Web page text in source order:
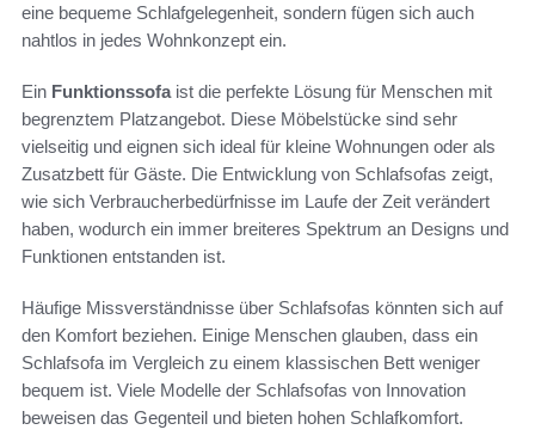
eine bequeme Schlafgelegenheit, sondern fügen sich auch
nahtlos in jedes Wohnkonzept ein.
Ein Funktionssofaist die perfekte Lösung für Menschen mit
begrenztem Platzangebot. Diese Möbelstücke sind sehr
vielseitig und eignen sich ideal für kleine Wohnungen oder als
Zusatzbett für Gäste. Die Entwicklung von Schlafsofas zeigt,
wie sich Verbraucherbedürfnisse im Laufe der Zeit verändert
haben, wodurch ein immer breiteres Spektrum an Designs und
Funktionen entstanden ist.
Häufige Missverständnisse über Schlafsofas könnten sich auf
den Komfort beziehen. Einige Menschen glauben, dass ein
Schlafsofa im Vergleich zu einem klassischen Bett weniger
bequem ist. Viele Modelle der Schlafsofas von Innovation
beweisen das Gegenteil und bieten hohen Schlafkomfort.